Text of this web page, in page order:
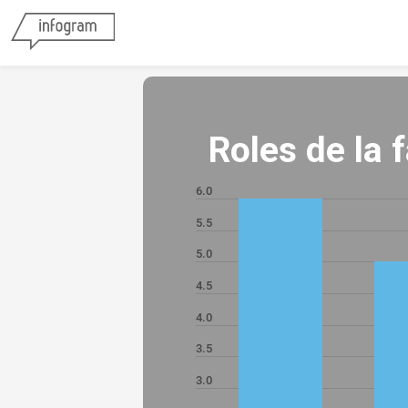
Roles de la
6.0
5.5
5.0
4.5
4.0
3.5
3.0